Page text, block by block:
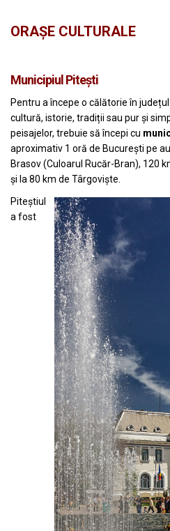
ORAȘE CULTURALE
Municipiul Piteşti
Pentru a începe o călătorie în
cultură, istorie, tradiții sau pur și
peisajelor, trebuie să începi cu
aproximativ 1 oră de București pe
Brasov (Culoarul Rucăr-Bran), 120
și la 80 km de Târgoviște.
Piteștiul
a fost